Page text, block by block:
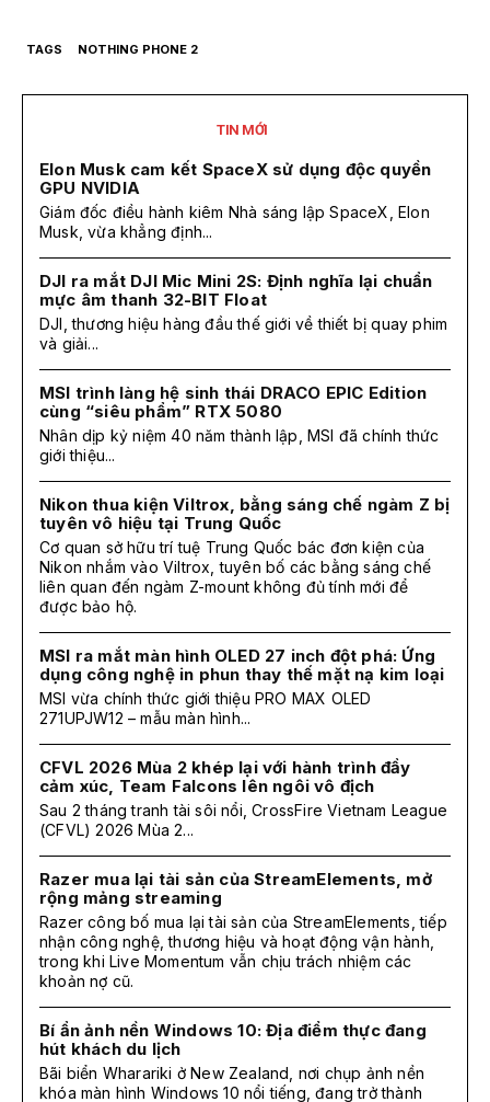
TAGS NOTHING PHONE 2
TIN MỚI
Elon Musk cam kết SpaceX sử dụng độc quyền
GPU NVIDIA
Giám đốc điều hành kiêm Nhà sáng lập SpaceX, Elon
Musk, vừa khẳng định...
DJI ra mắt DJI Mic Mini 2S: Định nghĩa lại chuẩn
mực âm thanh 32-BIT Float
DJI, thương hiệu hàng đầu thế giới về thiết bị quay phim
và giải...
MSI trình làng hệ sinh thái DRACO EPIC Edition
cùng “siêu phẩm” RTX 5080
Nhân dịp kỷ niệm 40 năm thành lập, MSI đã chính thức
giới thiệu...
Nikon thua kiện Viltrox, bằng sáng chế ngàm Z bị
tuyên vô hiệu tại Trung Quốc
Cơ quan sở hữu trí tuệ Trung Quốc bác đơn kiện của
Nikon nhắm vào Viltrox, tuyên bố các bằng sáng chế
liên quan đến ngàm Z-mount không đủ tính mới để
được bảo hộ.
MSI ra mắt màn hình OLED 27 inch đột phá: Ứng
dụng công nghệ in phun thay thế mặt nạ kim loại
MSI vừa chính thức giới thiệu PRO MAX OLED
271UPJW12 – mẫu màn hình...
CFVL 2026 Mùa 2 khép lại với hành trình đầy
cảm xúc, Team Falcons lên ngôi vô địch
Sau 2 tháng tranh tài sôi nổi, CrossFire Vietnam League
(CFVL) 2026 Mùa 2...
Razer mua lại tài sản của StreamElements, mở
rộng mảng streaming
Razer công bố mua lại tài sản của StreamElements, tiếp
nhận công nghệ, thương hiệu và hoạt động vận hành,
trong khi Live Momentum vẫn chịu trách nhiệm các
khoản nợ cũ.
Bí ẩn ảnh nền Windows 10: Địa điểm thực đang
hút khách du lịch
Bãi biển Wharariki ở New Zealand, nơi chụp ảnh nền
khóa màn hình Windows 10 nổi tiếng, đang trở thành